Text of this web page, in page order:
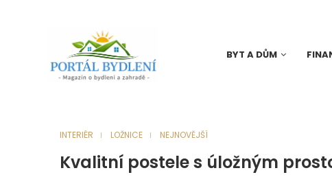
BYT A DŮM
INTERIÉR LOŽNICE NEJNOVĚJŠÍ
Kvalitní postele s úložným